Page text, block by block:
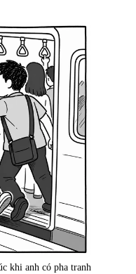
khi anh có pha tranh